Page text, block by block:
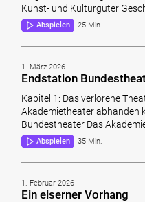
Kunst- und Kulturgüter
Abspielen 25 Min.
1. März 2026
Endstation
Kapitel 1: Das verlorene
Akademietheater abhanden
Bundestheater Das
Abspielen 35 Min.
1. Februar 2026
Ein eiserner Vorhang